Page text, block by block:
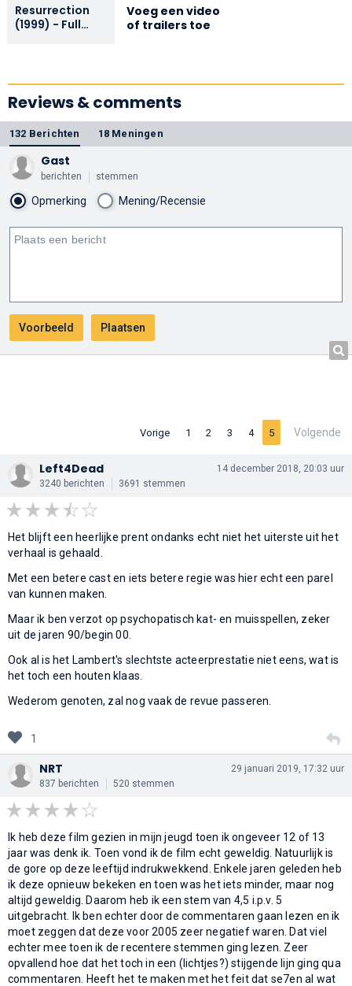
Resurrection
(1999) - Full
Voeg een video
of trailers toe
Reviews & comments
132 Berichten 18 Meningen
Gast
berichten stemmen
Opmerking Mening/Recensie
Vorige 1 2 3 4 5 Volgende
Left4Dead
3240 berichten 3691 stemmen
14 december 2018, 20:03 uur
Het blijft een heerlijke prent ondanks echt niet het uiterste uit het
verhaal is gehaald.
Met een betere cast en iets betere regie was hier echt een parel
van kunnen maken.
Maar ik ben verzot op psychopatisch kat- en muisspellen, zeker
uit de jaren 90/begin 00.
Ook al is het Lambert's slechtste acteerprestatie niet eens, wat is
het toch een houten klaas.
Wederom genoten, zal nog vaak de revue passeren.
1
NRT
837 berichten 520 stemmen
29 januari 2019, 17:32 uur
Ik heb deze film gezien in mijn jeugd toen ik ongeveer 12 of 13
jaar was denk ik. Toen vond ik de film echt geweldig. Natuurlijk is
de gore op deze leeftijd indrukwekkend. Enkele jaren geleden heb
ik deze opnieuw bekeken en toen was het iets minder, maar nog
altijd geweldig. Daarom heb ik een stem van 4,5 i.p.v. 5
uitgebracht. Ik ben echter door de commentaren gaan lezen en ik
moet zeggen dat deze voor 2005 zeer negatief waren. Dat viel
echter mee toen ik de recentere stemmen ging lezen. Zeer
opvallend hoe dat het toch in een (lichtjes?) stijgende lijn ging qua
commentaren. Heeft het te maken met het feit dat se7en al wat